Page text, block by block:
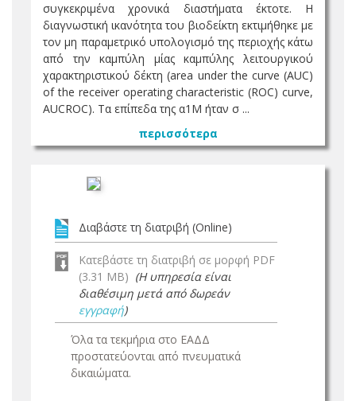
συγκεκριμένα χρονικά διαστήματα έκτοτε. Η
διαγνωστική ικανότητα του βιοδείκτη εκτιμήθηκε με
τον μη παραμετρικό υπολογισμό της περιοχής κάτω
από την καμπύλη μίας καμπύλης λειτουργικού
χαρακτηριστικού δέκτη (area under the curve (AUC)
of the receiver operating characteristic (ROC) curve,
AUCROC). Τα επίπεδα της α1Μ ήταν σ ...
περισσότερα
Διαβάστε τη διατριβή (Online)
Κατεβάστε τη διατριβή σε μορφή PDF
(3.31 MB) (Η υπηρεσία είναι
διαθέσιμη μετά από δωρεάν
εγγραφή)
Όλα τα τεκμήρια στο ΕΑΔΔ
προστατεύονται από πνευματικά
δικαιώματα.